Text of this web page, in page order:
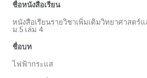
ชื่อหนังสือเรียน
หนังสือเรียนรายวิชาเพิ่มเติมวิทยาศาสตร์
ม.5 เล่ม 4
ชื่อบท
ไฟฟ้ากระแส